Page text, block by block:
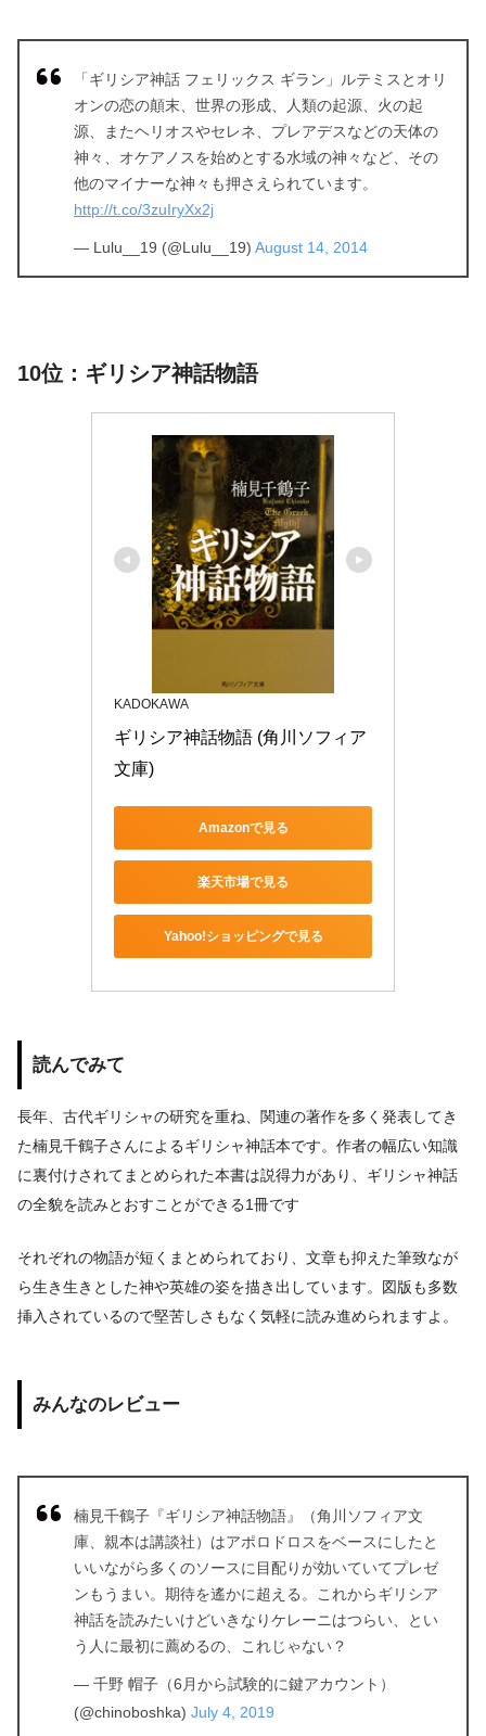
「ギリシア神話 フェリックス ギラン」ルテミスとオリ
オンの恋の顛末、世界の形成、人類の起源、火の起
源、またヘリオスやセレネ、プレアデスなどの天体の
神々、オケアノスを始めとする水域の神々など、その
他のマイナーな神々も押さえられています。
http://t.co/3zuIryXx2j
— Lulu__19 (@Lulu__19) August 14, 2014
10位：ギリシア神話物語
KADOKAWA
ギリシア神話物語 (角川ソフィア
文庫)
Amazonで見る
楽天市場で見る
Yahoo!ショッピングで見る
読んでみて
長年、古代ギリシャの研究を重ね、関連の著作を多く発表してき
た楠見千鶴子さんによるギリシャ神話本です。作者の幅広い知識
に裏付けされてまとめられた本書は説得力があり、ギリシャ神話
の全貌を読みとおすことができる1冊です
それぞれの物語が短くまとめられており、文章も抑えた筆致なが
ら生き生きとした神や英雄の姿を描き出しています。図版も多数
挿入されているので堅苦しさもなく気軽に読み進められますよ。
みんなのレビュー
楠見千鶴子『ギリシア神話物語』（角川ソフィア文
庫、親本は講談社）はアポロドロスをベースにしたと
いいながら多くのソースに目配りが効いていてプレゼ
ンもうまい。期待を遙かに超える。これからギリシア
神話を読みたいけどいきなりケレーニはつらい、とい
う人に最初に薦めるの、これじゃない？
— 千野 帽子（6月から試験的に鍵アカウント）
(@chinoboshka) July 4, 2019